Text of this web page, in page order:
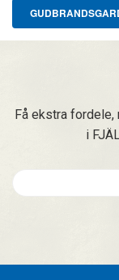
Få ekstra
i